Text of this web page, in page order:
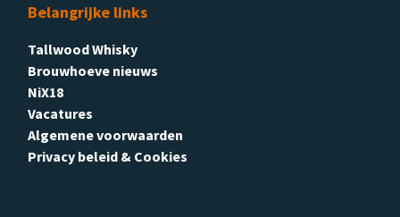
Belangrijke links
Tallwood Whisky
Brouwhoeve nieuws
NiX18
Vacatures
Algemene voorwaarden
Privacy beleid & Cookies